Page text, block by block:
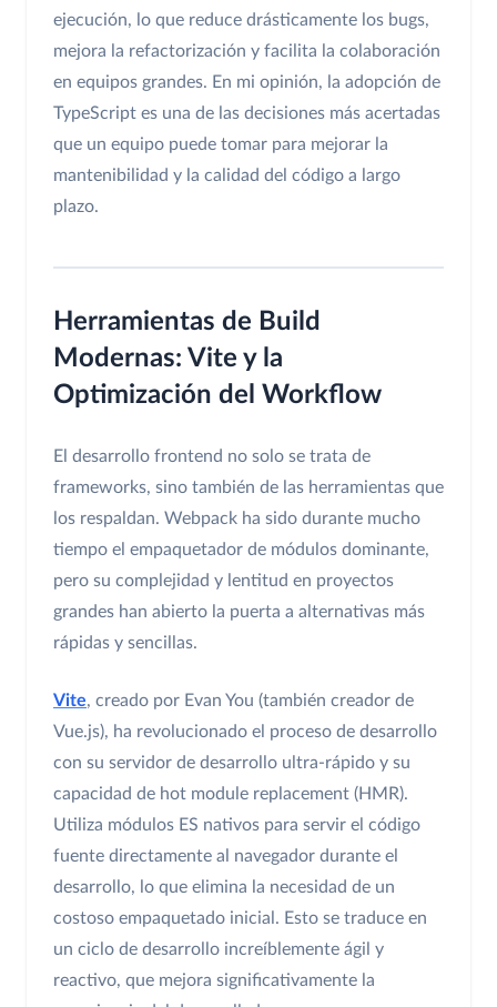
ejecución, lo que reduce drásticamente los bugs,
mejora la refactorización y facilita la colaboración
en equipos grandes. En mi opinión, la adopción de
TypeScript es una de las decisiones más acertadas
que un equipo puede tomar para mejorar la
mantenibilidad y la calidad del código a largo
plazo.
Herramientas de Build
Modernas: Vite y la
Optimización del Workflow
El desarrollo frontend no solo se trata de
frameworks, sino también de las herramientas que
los respaldan. Webpack ha sido durante mucho
tiempo el empaquetador de módulos dominante,
pero su complejidad y lentitud en proyectos
grandes han abierto la puerta a alternativas más
rápidas y sencillas.
Vite, creado por Evan You (también creador de
Vue.js), ha revolucionado el proceso de desarrollo
con su servidor de desarrollo ultra-rápido y su
capacidad de hot module replacement (HMR).
Utiliza módulos ES nativos para servir el código
fuente directamente al navegador durante el
desarrollo, lo que elimina la necesidad de un
costoso empaquetado inicial. Esto se traduce en
un ciclo de desarrollo increíblemente ágil y
reactivo, que mejora significativamente la